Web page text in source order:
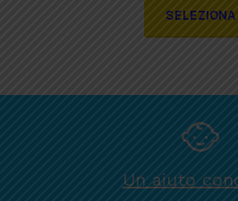
SELEZIONA
Un aiuto